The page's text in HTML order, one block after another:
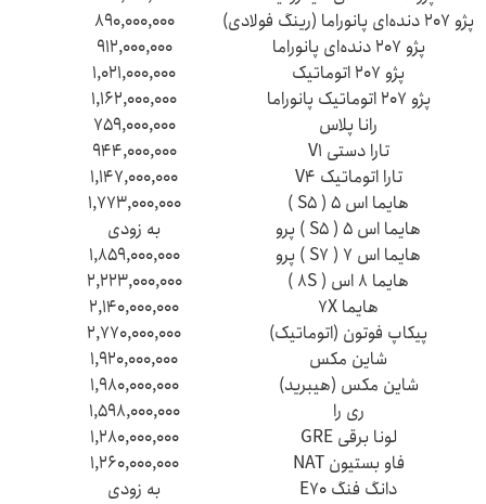
پژو ۲۰۷ دنده‌ای پانوراما (رینگ فولادی)
۸۹۰,۰۰۰,۰۰۰
پژو ۲۰۷ دنده‌ای پانوراما
۹۱۲,۰۰۰,۰۰۰
پژو ۲۰۷ اتوماتیک
۱,۰۲۱,۰۰۰,۰۰۰
پژو ۲۰۷ اتوماتیک پانوراما
۱,۱۶۲,۰۰۰,۰۰۰
رانا پلاس
۷۵۹,۰۰۰,۰۰۰
تارا دستی V۱
۹۴۴,۰۰۰,۰۰۰
تارا اتوماتیک V۴
۱,۱۴۷,۰۰۰,۰۰۰
هایما اس ۵ ( S۵ )
۱,۷۷۳,۰۰۰,۰۰۰
هایما اس ۵ ( S۵ ) پرو
به زودی
هایما اس ۷ ( S۷ ) پرو
۱,۸۵۹,۰۰۰,۰۰۰
هایما ۸ اس ( ۸S )
۲,۲۲۳,۰۰۰,۰۰۰
هایما ۷X
۲,۱۴۰,۰۰۰,۰۰۰
پیکاپ فوتون (اتوماتیک)
۲,۷۷۰,۰۰۰,۰۰۰
شاین مکس
۱,۹۲۰,۰۰۰,۰۰۰
شاین مکس (هیبرید)
۱,۹۸۰,۰۰۰,۰۰۰
ری را
۱,۵۹۸,۰۰۰,۰۰۰
لونا برقی GRE
۱,۲۸۰,۰۰۰,۰۰۰
فاو بستیون NAT
۱,۲۶۰,۰۰۰,۰۰۰
دانگ فنگ E۷۰
به زودی